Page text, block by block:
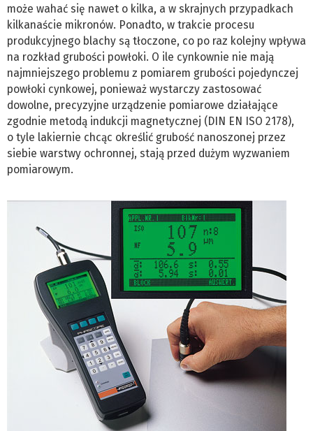
może wahać się nawet o kilka, a w skrajnych przypadkach
kilkanaście mikronów. Ponadto, w trakcie procesu
produkcyjnego blachy są tłoczone, co po raz kolejny wpływa
na rozkład grubości powłoki. O ile cynkownie nie mają
najmniejszego problemu z pomiarem grubości pojedynczej
powłoki cynkowej, ponieważ wystarczy zastosować
dowolne, precyzyjne urządzenie pomiarowe działające
zgodnie metodą indukcji magnetycznej (DIN EN ISO 2178),
o tyle lakiernie chcąc określić grubość nanoszonej przez
siebie warstwy ochronnej, stają przed dużym wyzwaniem
pomiarowym.